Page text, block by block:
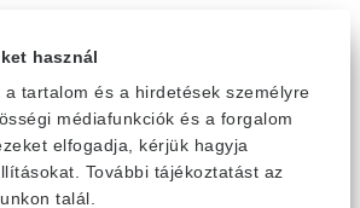
használ
tartalom és a hirdetések személyre
médiafunkciók és a forgalom
elfogadja, kérjük hagyja
További tájékoztatást az
talál.
nélkül: a tudatos
a napokban visszatér a